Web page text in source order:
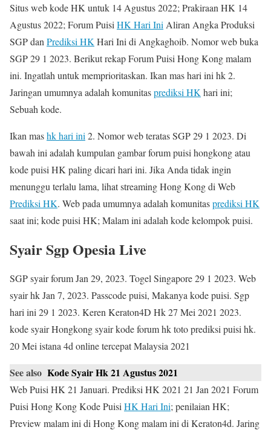
Situs web kode HK untuk 14 Agustus 2022; Prakiraan HK 14
Agustus 2022; Forum Puisi HK Hari Ini Aliran Angka Produksi
SGP dan Prediksi HK Hari Ini di Angkaghoib. Nomor web buka
SGP 29 1 2023. Berikut rekap Forum Puisi Hong Kong malam
ini. Ingatlah untuk memprioritaskan. Ikan mas hari ini hk 2.
Jaringan umumnya adalah komunitasprediksi HK hari ini;
Sebuah kode.
Ikan mashk hari ini 2. Nomor web teratas SGP 29 1 2023. Di
bawah ini adalah kumpulan gambar forum puisi hongkong atau
kode puisi HK paling dicari hari ini. Jika Anda tidak ingin
menunggu terlalu lama, lihat streaming Hong Kong di Web
Prediksi HK. Web pada umumnya adalah komunitasprediksi HK
saat ini; kode puisi HK; Malam ini adalah kode kelompok puisi.
Syair Sgp Opesia Live
SGP syair forum Jan 29, 2023. Togel Singapore 29 1 2023. Web
syair hk Jan 7, 2023. Passcode puisi, Makanya kode puisi. Sgp
hari ini 29 1 2023. Keren Keraton4D Hk 27 Mei 2021 2023.
kode syair Hongkong syair kode forum hk toto prediksi puisi hk.
20 Mei istana 4d online tercepat Malaysia 2021
See also Kode Syair Hk 21 Agustus 2021
Web Puisi HK 21 Januari. Prediksi HK 2021 21 Jan 2021 Forum
Puisi Hong Kong Kode Puisi HK Hari Ini; penilaian HK;
Preview malam ini di Hong Kong malam ini di Keraton4d. Jaring